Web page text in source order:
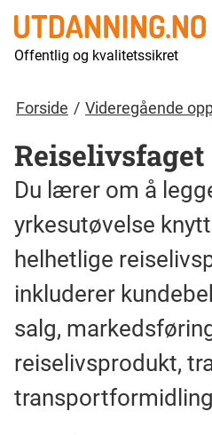
Offentlig og kvalitetssikret
Forside Videregående
Reiselivsfaget
Du lærer om å
yrkesutøvelse
helhetlige
inkluderer
salg,
reiselivsprodukt,